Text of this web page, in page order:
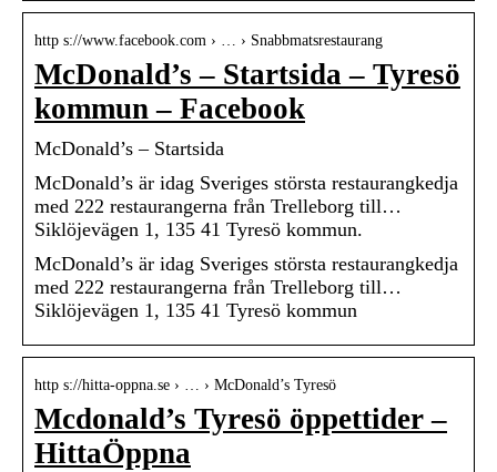
http s://www.facebook.com › … › Snabbmatsrestaurang
McDonald’s – Startsida – Tyresö
kommun – Facebook
McDonald’s – Startsida
McDonald’s är idag Sveriges största restaurangkedja
med 222 restaurangerna från Trelleborg till…
Siklöjevägen 1, 135 41 Tyresö kommun.
McDonald’s är idag Sveriges största restaurangkedja
med 222 restaurangerna från Trelleborg till…
Siklöjevägen 1, 135 41 Tyresö kommun
http s://hitta-oppna.se › … › McDonald’s Tyresö
Mcdonald’s Tyresö öppettider –
HittaÖppna